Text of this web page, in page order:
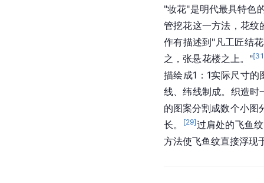
"妆花"是明代最具特色
管挖花这一方法，花纹
作有描述到"凡工匠结
之，张悬花楼之上。"[31
描绘成1：1实际尺寸
线、纬线制成。织造时
的图案分割成数个小图
长。
[29]过肩处的飞鱼
方法使飞鱼纹直接浮现